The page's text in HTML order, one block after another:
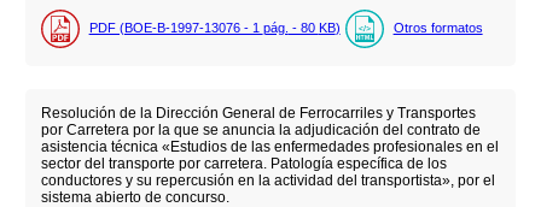
PDF (BOE-B-1997-13076 - 1 pág. - 80 KB) Otros formatos
Resolución de la Dirección General de Ferrocarriles y Transportes
por Carretera por la que se anuncia la adjudicación del contrato de
asistencia técnica «Estudios de las enfermedades profesionales en el
sector del transporte por carretera. Patología específica de los
conductores y su repercusión en la actividad del transportista», por el
sistema abierto de concurso.